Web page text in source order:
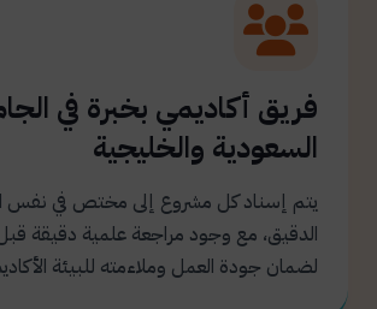
فريق أكاديمي بخبرة في
السعودية والخليجية
يتم إسناد كل مشروع إلى مختص في نفس
الدقيق، مع وجود مراجعة علمية دقيقة
لضمان جودة العمل وملاءمته للبيئة